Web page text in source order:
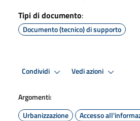
Tipi di documento:
Documento (tecnico) di supporto
Condividi Vedi azioni
Argomenti:
Urbanizzazione
Accesso